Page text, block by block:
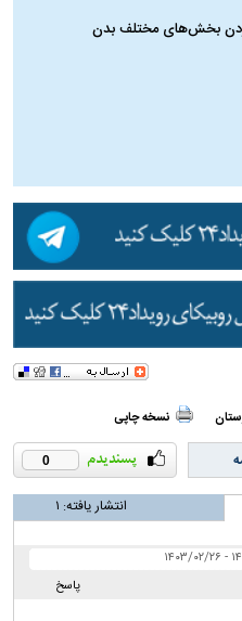
بخش‌های مختلف بدن
نسخه چاپی
0
انتشار یافته: ۱
۲۶
پاسخ